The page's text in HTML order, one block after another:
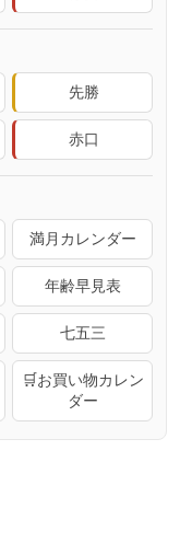
先勝
赤口
満月カレンダー
年齢早見表
七五三
🛒お買い物カレン
ダー